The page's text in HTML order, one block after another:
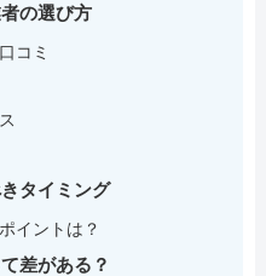
の選び方
コミ
タイミング
イントは？
差がある？